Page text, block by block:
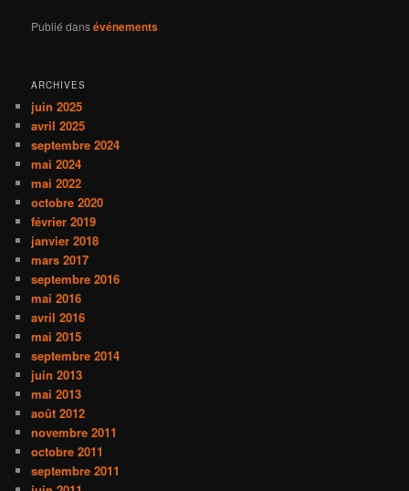
Publié dansévénements
ARCHIVES
juin 2025
avril 2025
septembre 2024
mai 2024
mai 2022
octobre 2020
février 2019
janvier 2018
mars 2017
septembre 2016
mai 2016
avril 2016
mai 2015
septembre 2014
juin 2013
mai 2013
août 2012
novembre 2011
octobre 2011
septembre 2011